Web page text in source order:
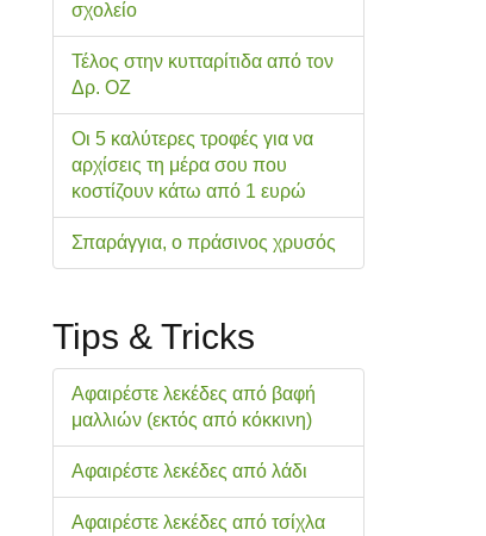
σχολείo
Τέλος στην κυτταρίτιδα από τον
Δρ. ΟΖ
Οι 5 καλύτερες τροφές για να
αρχίσεις τη μέρα σου που
κοστίζουν κάτω από 1 ευρώ
Σπαράγγια, ο πράσινος χρυσός
Tips & Tricks
Αφαιρέστε λεκέδες από βαφή
μαλλιών (εκτός από κόκκινη)
Αφαιρέστε λεκέδες από λάδι
Αφαιρέστε λεκέδες από τσίχλα